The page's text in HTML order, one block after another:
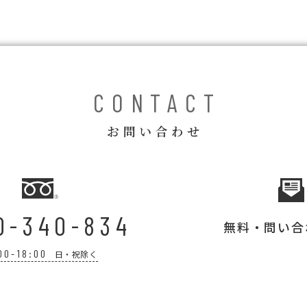
CONTACT
お問い合わせ
340-834
18:00 日・祝除く
無料・問い